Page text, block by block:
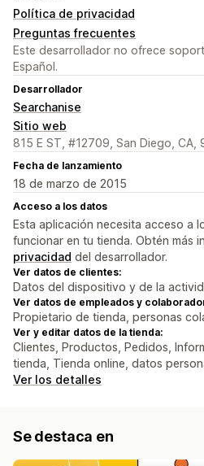
Política de privacidad
Preguntas frecuentes
Este desarrollador no ofrece
Español.
Desarrollador
Searchanise
Sitio web
815 E ST, #12709, San Diego, CA,
Fecha de lanzamiento
18 de marzo de 2015
Acceso a los datos
Esta aplicación necesita acceso a
funcionar en tu tienda. Obtén más
privacidad del desarrollador.
Ver datos de clientes:
Datos del dispositivo y de la
Ver datos de empleados y
Propietario de tienda, personas
Ver y editar datos de la tienda:
Clientes, Productos, Pedidos,
tienda, Tienda online, datos
Ver los detalles
Se destaca en